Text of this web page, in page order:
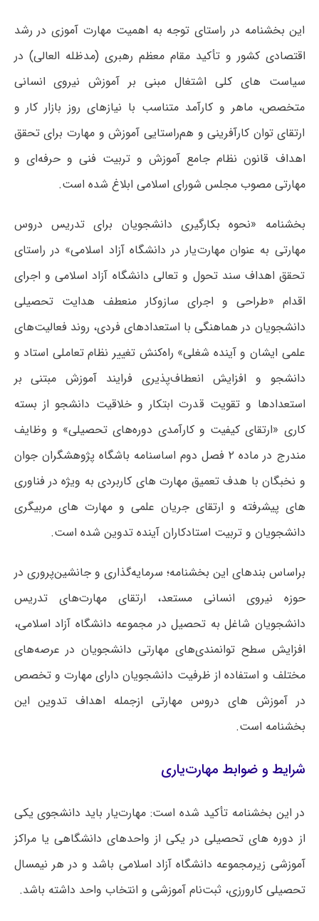
این بخشنامه در راستای توجه به اهمیت مهارت آموزی در رشد
اقتصادی کشور و تأکید مقام معظم رهبری (مدظله العالی) در
سیاست های کلی اشتغال مبنی بر آموزش نیروی انسانی
متخصص، ماهر و کارآمد متناسب با نیازهای روز بازار کار و
ارتقای توان کارآفرینی و هم‌راستایی آموزش و مهارت برای تحقق
اهداف قانون نظام جامع آموزش و تربیت فنی و حرفه‌ای و
مهارتی مصوب مجلس شورای اسلامی ابلاغ شده است.
بخشنامه «نحوه بکارگیری دانشجویان برای تدریس دروس
مهارتی به عنوان مهارت‌یار در دانشگاه آزاد اسلامی» در راستای
تحقق اهداف سند تحول و تعالی دانشگاه آزاد اسلامی و اجرای
اقدام «طراحی و اجرای سازوکار منعطف هدایت تحصیلی
دانشجویان در هماهنگی با استعدادهای فردی، روند فعالیت‌های
علمی ایشان و آینده شغلی» راه‌کنش تغییر نظام تعاملی استاد و
دانشجو و افزایش انعطاف‌پذیری فرایند آموزش مبتنی بر
استعدادها و تقویت قدرت ابتکار و خلاقیت دانشجو از بسته
کاری «ارتقای کیفیت و کارآمدی دوره‌های تحصیلی» و وظایف
مندرج در ماده ۲ فصل دوم اساسنامه باشگاه پژوهشگران جوان
و نخبگان با هدف تعمیق مهارت های کاربردی به ویژه در فناوری
های پیشرفته و ارتقای جریان علمی و مهارت های مربیگری
دانشجویان و تربیت استادکاران آینده تدوین شده است.
براساس بندهای این بخشنامه؛ سرمایه‌گذاری و جانشین‌پروری در
حوزه نیروی انسانی مستعد، ارتقای مهارت‌های تدریس
دانشجویان شاغل به تحصیل در مجموعه دانشگاه آزاد اسلامی،
افزایش سطح توانمندی‌های مهارتی دانشجویان در عرصه‌های
مختلف و استفاده از ظرفیت دانشجویان دارای مهارت و تخصص
در آموزش های دروس مهارتی ازجمله اهداف تدوین این
بخشنامه است.
شرایط و ضوابط مهارت‌یاری
در این بخشنامه تأکید شده است: مهارت‌یار باید دانشجوی یکی
از دوره های تحصیلی در یکی از واحدهای دانشگاهی یا مراکز
آموزشی زیرمجموعه دانشگاه آزاد اسلامی باشد و در هر نیمسال
تحصیلی کارورزی، ثبت‌نام آموزشی و انتخاب واحد داشته باشد.